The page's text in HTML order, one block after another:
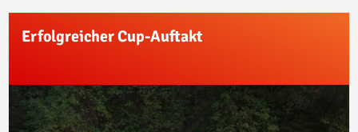
Erfolgreicher Cup-Auftakt